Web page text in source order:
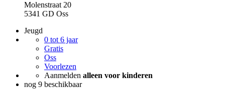
Molenstraat 20
5341 GD Oss
Jeugd
0 tot 6 jaar
Gratis
Oss
Voorlezen
Aanmelden alleen voor kinderen
nog 9 beschikbaar